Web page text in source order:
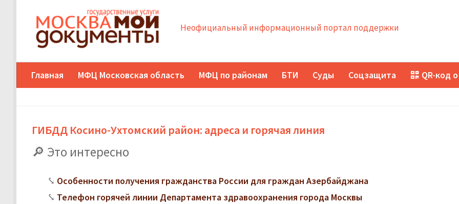
Неофициальный информационный портал поддержки
Главная МФЦ Московская область МФЦ по районам БТИ Суды Соцзащита QR-код
ГИБДД Косино-Ухтомский район: адреса и горячая линия
Это интересно
Особенности получения гражданства России для граждан Азербайджана
Телефон горячей линии Департамента здравоохранения города Москвы